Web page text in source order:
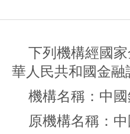
下列機構經國
華人民共和國金
機構名稱：中
原機構名稱：